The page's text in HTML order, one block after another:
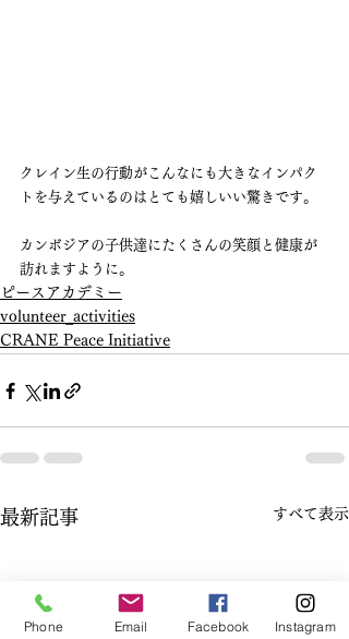
クレイン生の行動がこんなにも大きなインパク
トを与えているのはとても嬉しいい驚きです。
カンボジアの子供達にたくさんの笑顔と健康が
訪れますように。
ピースアカデミー
volunteer_activities
CRANE Peace Initiative
最新記事 すべて表示
Phone Email Facebook Instagram